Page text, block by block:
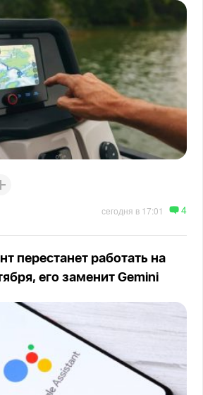
сегодня в 17:01 4
перестанет работать на
его заменит Gemini